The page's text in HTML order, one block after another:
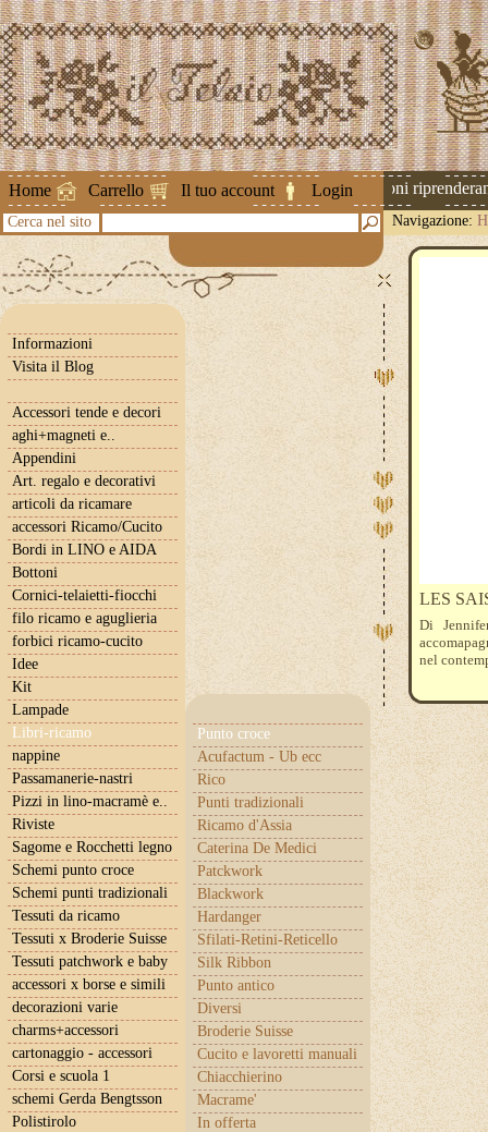
Home Carrello Il tuo account Login
Attenzione ! Le spedizioni
Cerca nel sito Navigazione:
Informazioni
Visita il Blog
Accessori tende e decori
aghi+magneti e..
Appendini
Art. regalo e decorativi
articoli da ricamare
accessori Ricamo/Cucito
Bordi in LINO e AIDA
Bottoni
Cornici-telaietti-fiocchi
filo ricamo e aguglieria
forbici ricamo-cucito
Idee
Kit
Lampade
Libri-ricamo
Punto croce
Acufactum - Ub ecc
Rico
Punti tradizionali
Ricamo d'Assia
Caterina De Medici
Patckwork
Blackwork
Hardanger
Sfilati-Retini-Reticello
Silk Ribbon
Punto antico
Diversi
Broderie Suisse
Cucito e lavoretti manuali
Chiacchierino
Macrame'
In offerta
nappine
Passamanerie-nastri
Pizzi in lino-macramè e..
Riviste
Sagome e Rocchetti legno
Schemi punto croce
Schemi punti tradizionali
Tessuti da ricamo
Tessuti x Broderie Suisse
Tessuti patchwork e baby
accessori x borse e simili
decorazioni varie
charms+accessori
cartonaggio - accessori
Corsi e scuola 1
schemi Gerda Bengtsson
Polistirolo
LES
Di
nel